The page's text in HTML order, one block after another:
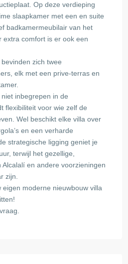
Op deze verdieping
slaapkamer met een en suite
badkamermeubilair van het
extra comfort is er ook een
zich twee
elk met een prive-terras en
inbegrepen in de
flexibiliteit voor wie zelf de
Wel beschikt elke villa over
en een verharde
strategische ligging geniet je
terwijl het gezellige,
en andere voorzieningen
zijn.
eigen moderne nieuwbouw villa